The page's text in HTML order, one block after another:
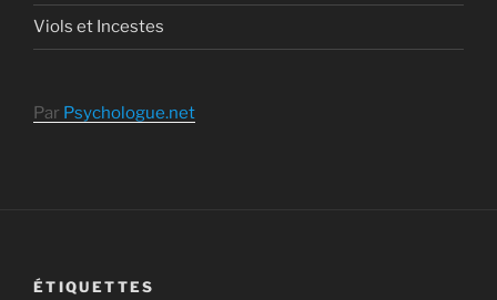
Viols et Incestes
Par Psychologue.net
ÉTIQUETTES